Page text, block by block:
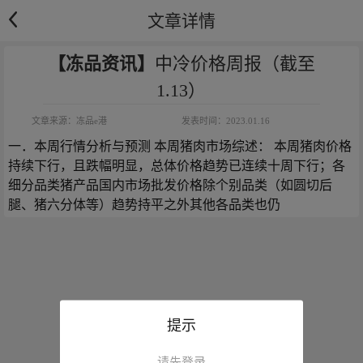
文章详情
【冻品资讯】 中冷价格周报（截至
1.13）
文章来源： 冻品e港 发表时间： 2023.01.16
一．本周行情分析与预测 本周猪肉市场综述： 本周猪肉价格
持续下行，且跌幅明显，总体价格趋势已连续十周下行；各
细分品类猪产品国内市场批发价格除个别品类（如圆切后
腿、猪六分体等）趋势持平之外其他各品类也仍
提示